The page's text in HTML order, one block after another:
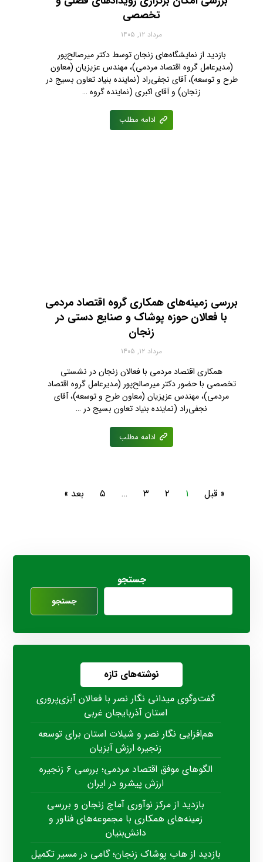
تخصصی
مرداد ۱۲, ۱۴۰۵
بازدید از نمایشگاه‌های زنجان توسط دکتر میرصالح‌پور
(مدیرعامل گروه اقتصاد مردمی)، مهندس عزیزیان (معاون
طرح و توسعه)، آقای نجفی‌راد (نماینده بنیاد تعاون بسیج در
زنجان) و آقای اکبری (نماینده گروه …
ادامه مطلب
بررسی زمینه‌های همکاری گروه اقتصاد مردمی
با فعالان حوزه پوشاک و صنایع دستی در
زنجان
مرداد ۱۲, ۱۴۰۵
همکاری اقتصاد مردمی با فعالان زنجان در نشستی
تخصصی با حضور دکتر میرصالح‌پور (مدیرعامل گروه اقتصاد
مردمی)، مهندس عزیزیان (معاون طرح و توسعه)، آقای
نجفی‌راد (نماینده بنیاد تعاون بسیج در …
ادامه مطلب
« قبل ۱ ۲ ۳ … ۵ بعد »
جستجو
جستجو
نوشته‌های تازه
گفت‌وگوی میدانی نگار نصر با فعالان آبزی‌پروری
استان آذربایجان غربی
هم‌افزایی نگار نصر و شیلات استان برای توسعه
زنجیره ارزش آبزیان
الگوهای موفق اقتصاد مردمی؛ بررسی ۶ زنجیره
ارزش پیشرو در ایران
بازدید از مرکز نوآوری آماج زنجان و بررسی
زمینه‌های همکاری با مجموعه‌های فناور و
دانش‌بنیان
بازدید از هاب پوشاک زنجان؛ گامی در مسیر تکمیل